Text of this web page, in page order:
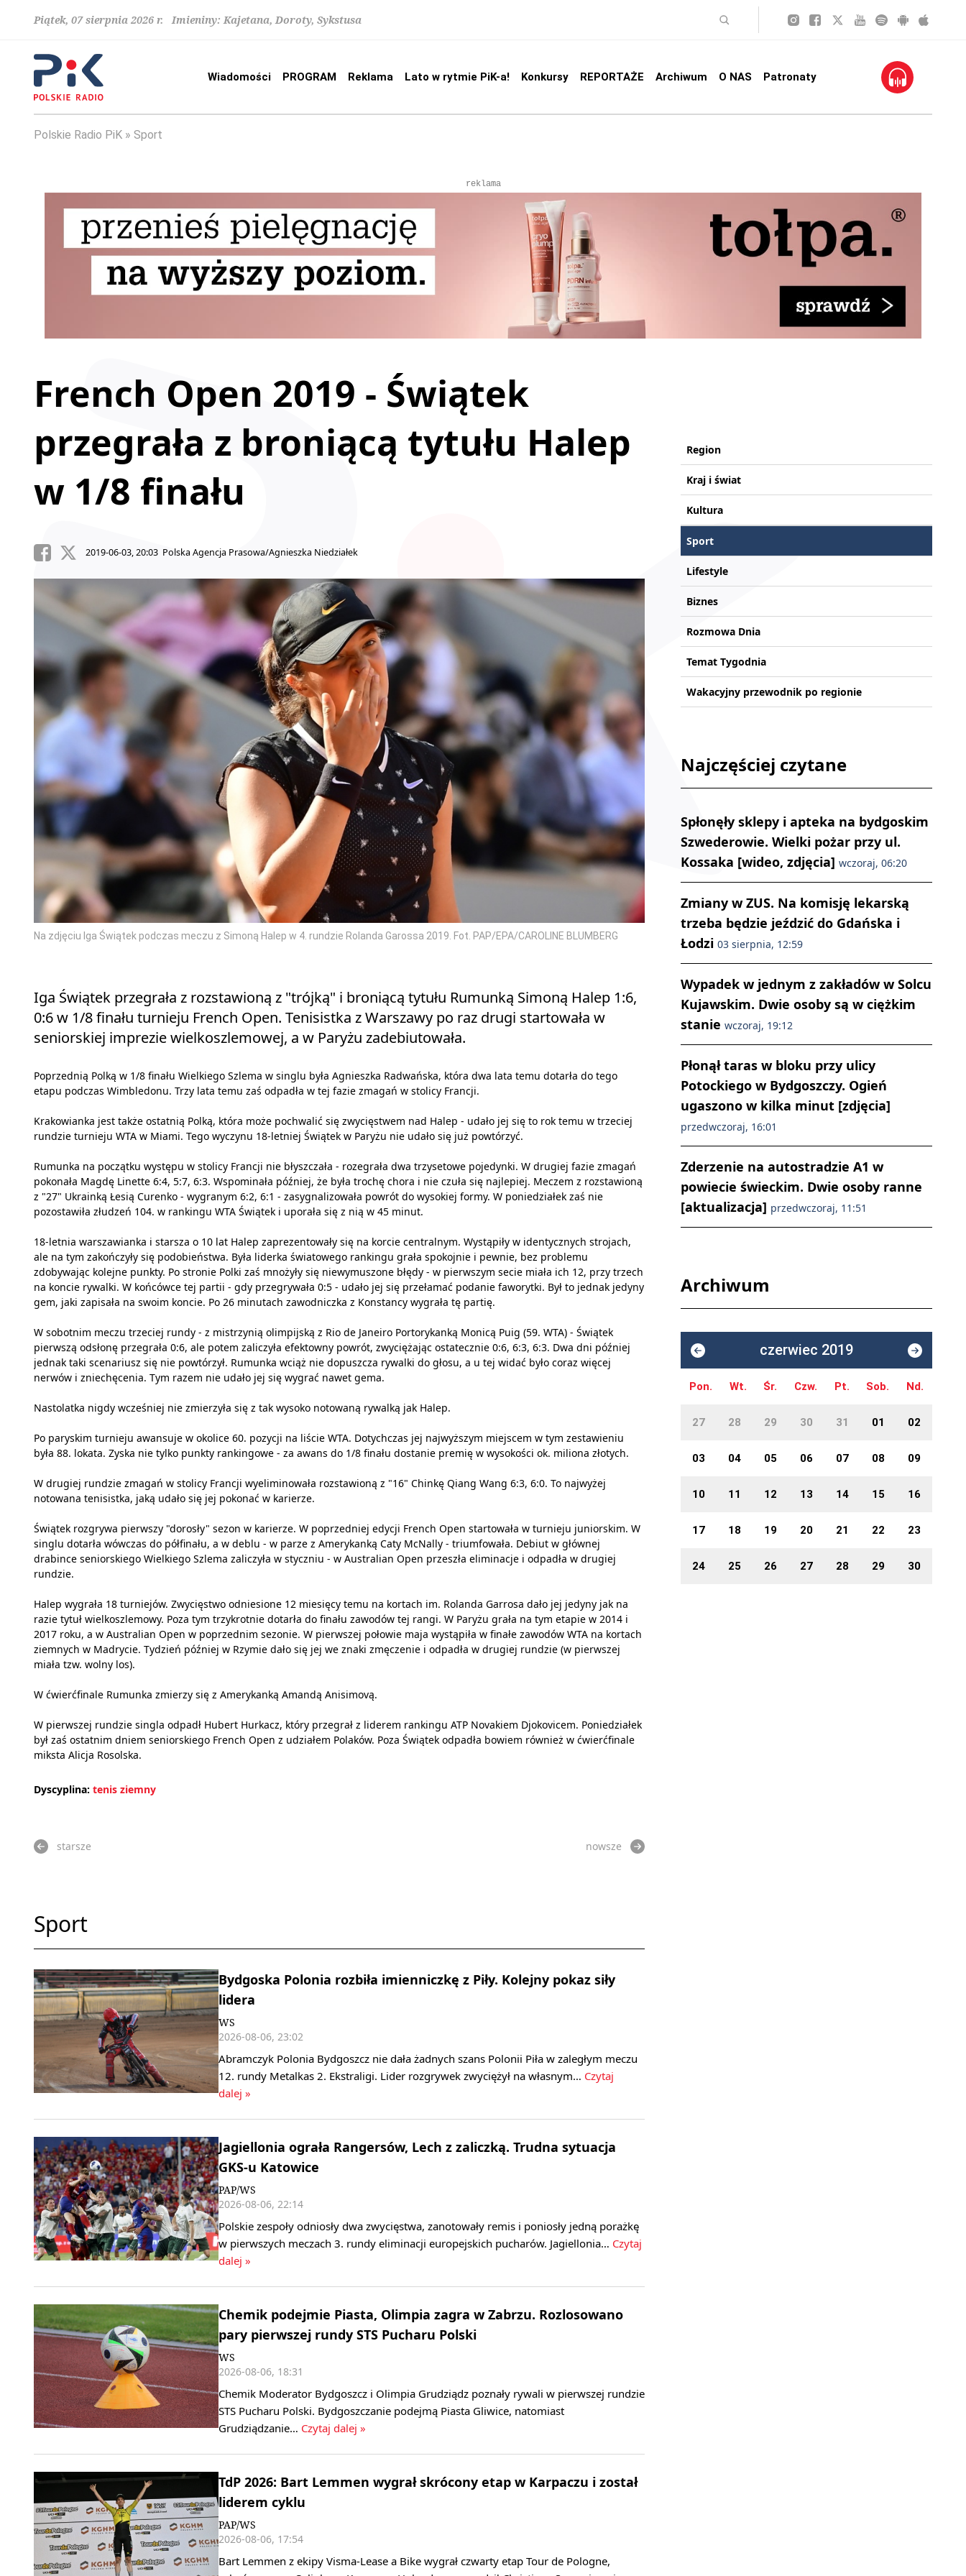
Piątek, 07 sierpnia 2026 r. Imieniny: Kajetana, Doroty, Sykstusa
Wiadomości PROGRAM Reklama Lato w rytmie PiK-a! Konkursy REPORTAŻE Archiwum O NAS Patronaty
Polskie Radio PiK Sport
reklama
French Open 2019 - Świątek
przegrała z broniącą tytułu Halep
w 1/8 finału
2019-06-03, 20:03 Polska Agencja Prasowa/Agnieszka Niedziałek
Na zdjęciu Iga Świątek podczas meczu z Simoną Halep w 4. rundzie Rolanda Garossa 2019. Fot. PAP/EPA/CAROLINE BLUMBERG
Iga Świątek przegrała z rozstawioną z "trójką" i broniącą tytułu Rumunką Simoną Halep 1:6,
0:6 w 1/8 finału turnieju French Open. Tenisistka z Warszawy po raz drugi startowała w
seniorskiej imprezie wielkoszlemowej, a w Paryżu zadebiutowała.
Poprzednią Polką w 1/8 finału Wielkiego Szlema w singlu była Agnieszka Radwańska, która dwa lata temu dotarła do tego
etapu podczas Wimbledonu. Trzy lata temu zaś odpadła w tej fazie zmagań w stolicy Francji.
Krakowianka jest także ostatnią Polką, która może pochwalić się zwycięstwem nad Halep - udało jej się to rok temu w trzeciej
rundzie turnieju WTA w Miami. Tego wyczynu 18-letniej Świątek w Paryżu nie udało się już powtórzyć.
Rumunka na początku występu w stolicy Francji nie błyszczała - rozegrała dwa trzysetowe pojedynki. W drugiej fazie zmagań
pokonała Magdę Linette 6:4, 5:7, 6:3. Wspominała później, że była trochę chora i nie czuła się najlepiej. Meczem z rozstawioną
z "27" Ukrainką Łesią Curenko - wygranym 6:2, 6:1 - zasygnalizowała powrót do wysokiej formy. W poniedziałek zaś nie
pozostawiła złudzeń 104. w rankingu WTA Świątek i uporała się z nią w 45 minut.
18-letnia warszawianka i starsza o 10 lat Halep zaprezentowały się na korcie centralnym. Wystąpiły w identycznych strojach,
ale na tym zakończyły się podobieństwa. Była liderka światowego rankingu grała spokojnie i pewnie, bez problemu
zdobywając kolejne punkty. Po stronie Polki zaś mnożyły się niewymuszone błędy - w pierwszym secie miała ich 12, przy trzech
na koncie rywalki. W końcówce tej partii - gdy przegrywała 0:5 - udało jej się przełamać podanie faworytki. Był to jednak jedyny
gem, jaki zapisała na swoim koncie. Po 26 minutach zawodniczka z Konstancy wygrała tę partię.
W sobotnim meczu trzeciej rundy - z mistrzynią olimpijską z Rio de Janeiro Portorykanką Monicą Puig (59. WTA) - Świątek
pierwszą odsłonę przegrała 0:6, ale potem zaliczyła efektowny powrót, zwyciężając ostatecznie 0:6, 6:3, 6:3. Dwa dni później
jednak taki scenariusz się nie powtórzył. Rumunka wciąż nie dopuszcza rywalki do głosu, a u tej widać było coraz więcej
nerwów i zniechęcenia. Tym razem nie udało jej się wygrać nawet gema.
Nastolatka nigdy wcześniej nie zmierzyła się z tak wysoko notowaną rywalką jak Halep.
Po paryskim turnieju awansuje w okolice 60. pozycji na liście WTA. Dotychczas jej najwyższym miejscem w tym zestawieniu
była 88. lokata. Zyska nie tylko punkty rankingowe - za awans do 1/8 finału dostanie premię w wysokości ok. miliona złotych.
W drugiej rundzie zmagań w stolicy Francji wyeliminowała rozstawioną z "16" Chinkę Qiang Wang 6:3, 6:0. To najwyżej
notowana tenisistka, jaką udało się jej pokonać w karierze.
Świątek rozgrywa pierwszy "dorosły" sezon w karierze. W poprzedniej edycji French Open startowała w turnieju juniorskim. W
singlu dotarła wówczas do półfinału, a w deblu - w parze z Amerykanką Caty McNally - triumfowała. Debiut w głównej
drabince seniorskiego Wielkiego Szlema zaliczyła w styczniu - w Australian Open przeszła eliminacje i odpadła w drugiej
rundzie.
Halep wygrała 18 turniejów. Zwycięstwo odniesione 12 miesięcy temu na kortach im. Rolanda Garrosa dało jej jedyny jak na
razie tytuł wielkoszlemowy. Poza tym trzykrotnie dotarła do finału zawodów tej rangi. W Paryżu grała na tym etapie w 2014 i
2017 roku, a w Australian Open w poprzednim sezonie. W pierwszej połowie maja wystąpiła w finałe zawodów WTA na kortach
ziemnych w Madrycie. Tydzień później w Rzymie dało się jej we znaki zmęczenie i odpadła w drugiej rundzie (w pierwszej
miała tzw. wolny los).
W ćwierćfinale Rumunka zmierzy się z Amerykanką Amandą Anisimovą.
W pierwszej rundzie singla odpadł Hubert Hurkacz, który przegrał z liderem rankingu ATP Novakiem Djokovicem. Poniedziałek
był zaś ostatnim dniem seniorskiego French Open z udziałem Polaków. Poza Świątek odpadła bowiem również w ćwierćfinale
miksta Alicja Rosolska.
Dyscyplina: tenis ziemny
starsze nowsze
Sport
Bydgoska Polonia rozbiła imienniczkę z Piły. Kolejny pokaz siły
lidera
WS
2026-08-06, 23:02
Abramczyk Polonia Bydgoszcz nie dała żadnych szans Polonii Piła w zaległym meczu
12. rundy Metalkas 2. Ekstraligi. Lider rozgrywek zwyciężył na własnym… Czytaj
dalej »
Jagiellonia ograła Rangersów, Lech z zaliczką. Trudna sytuacja
GKS-u Katowice
PAP/WS
2026-08-06, 22:14
Polskie zespoły odniosły dwa zwycięstwa, zanotowały remis i poniosły jedną porażkę
w pierwszych meczach 3. rundy eliminacji europejskich pucharów. Jagiellonia… Czytaj
dalej »
Chemik podejmie Piasta, Olimpia zagra w Zabrzu. Rozlosowano
pary pierwszej rundy STS Pucharu Polski
WS
2026-08-06, 18:31
Chemik Moderator Bydgoszcz i Olimpia Grudziądz poznały rywali w pierwszej rundzie
STS Pucharu Polski. Bydgoszczanie podejmą Piasta Gliwice, natomiast
Grudziądzanie… Czytaj dalej »
TdP 2026: Bart Lemmen wygrał skrócony etap w Karpaczu i został
liderem cyklu
PAP/WS
2026-08-06, 17:54
Bart Lemmen z ekipy Visma-Lease a Bike wygrał czwarty etap Tour de Pologne,
Region
Kraj i świat
Kultura
Sport
Lifestyle
Biznes
Rozmowa Dnia
Temat Tygodnia
Wakacyjny przewodnik po regionie
Najczęściej czytane
Spłonęły sklepy i apteka na bydgoskim
Szwederowie. Wielki pożar przy ul.
Kossaka [wideo, zdjęcia] wczoraj, 06:20
Zmiany w ZUS. Na komisję lekarską
trzeba będzie jeździć do Gdańska i
Łodzi 03 sierpnia, 12:59
Wypadek w jednym z zakładów w Solcu
Kujawskim. Dwie osoby są w ciężkim
stanie wczoraj, 19:12
Płonął taras w bloku przy ulicy
Potockiego w Bydgoszczy. Ogień
ugaszono w kilka minut [zdjęcia]
przedwczoraj, 16:01
Zderzenie na autostradzie A1 w
powiecie świeckim. Dwie osoby ranne
[aktualizacja] przedwczoraj, 11:51
Archiwum
czerwiec 2019
Pon. Wt. Śr. Czw. Pt. Sob. Nd.
27 28 29 30 31 01 02
03 04 05 06 07 08 09
10 11 12 13 14 15 16
17 18 19 20 21 22 23
24 25 26 27 28 29 30